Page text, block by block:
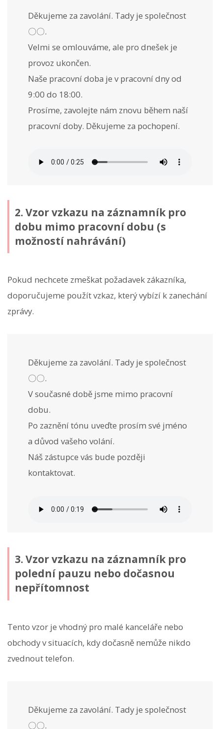
Děkujeme za zavolání. Tady je společnost
〇〇.
Velmi se omlouváme, ale pro dnešek je
provoz ukončen.
Naše pracovní doba je v pracovní dny od
9:00 do 18:00.
Prosíme, zavolejte nám znovu během naší
pracovní doby. Děkujeme za pochopení.
2. Vzor vzkazu na záznamník pro
dobu mimo pracovní dobu (s
možností nahrávání)
Pokud nechcete zmeškat požadavek zákazníka,
doporučujeme použít vzkaz, který vybízí k zanechání
zprávy.
Děkujeme za zavolání. Tady je společnost
〇〇.
V současné době jsme mimo pracovní
dobu.
Po zaznění tónu uveďte prosím své jméno
a důvod vašeho volání.
Náš zástupce vás bude později
kontaktovat.
3. Vzor vzkazu na záznamník pro
polední pauzu nebo dočasnou
nepřítomnost
Tento vzor je vhodný pro malé kanceláře nebo
obchody v situacích, kdy dočasně nemůže nikdo
zvednout telefon.
Děkujeme za zavolání. Tady je společnost
〇〇.